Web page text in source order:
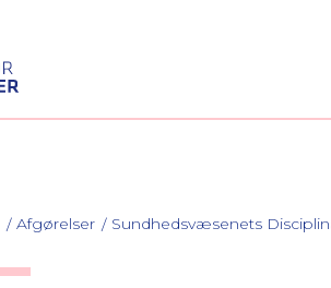
Afgørelser Sundhedsvæsenets